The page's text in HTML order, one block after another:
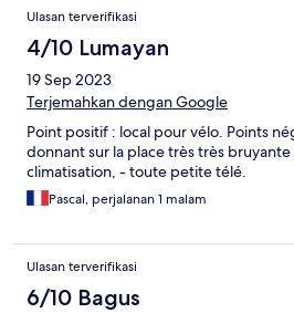
Ulasan terverifikasi
4/10 Lumayan
19 Sep 2023
Terjemahkan dengan Google
Point positif : local pour vélo. Points
donnant sur la place très très
climatisation, - toute petite télé.
Pascal, perjalanan 1 malam
Ulasan terverifikasi
6/10 Bagus